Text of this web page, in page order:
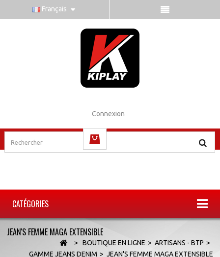
Français
Connexion
CATÉGORIES
JEAN'S FEMME MAGA EXTENSIBLE
> BOUTIQUE EN LIGNE > ARTISANS - BTP >
GAMME JEANS DENIM > JEAN'S FEMME MAGA EXTENSIBLE